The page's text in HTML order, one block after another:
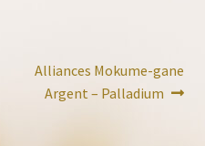
Article
suivant :
Alliances Mokume-gane
Argent – Palladium